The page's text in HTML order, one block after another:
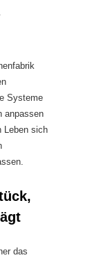
Systeme
anpassen
Leben sich
das